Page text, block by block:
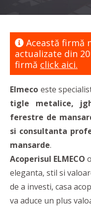
Această firmă
actualizate din
firmă click aici.
Elmeco este
tigle metalice,
ferestre de
si consultanta
mansarde.
Acoperisul ELMECO
eleganta, stil si
de a investi, casa
va aduce un plus